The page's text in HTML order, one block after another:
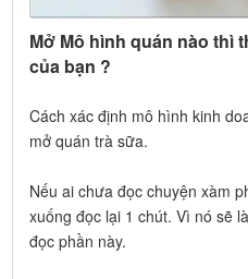
Mở Mô hình quán nào thì
của bạn ?
Cách xác định mô hình kinh
mở quán trà sữa.
Nếu ai chưa đọc chuyện xàm
xuống đọc lại 1 chút. Vì nó sẽ
đọc phần này.